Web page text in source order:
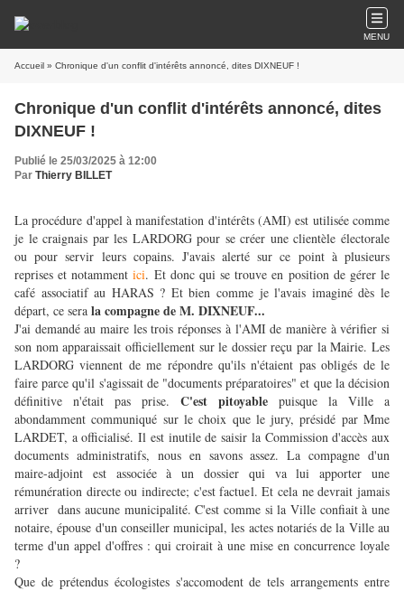
MENU
Accueil » Chronique d'un conflit d'intérêts annoncé, dites DIXNEUF !
Chronique d'un conflit d'intérêts annoncé, dites
DIXNEUF !
Publié le 25/03/2025 à 12:00
Par Thierry BILLET
La procédure d'appel à manifestation d'intérêts (AMI) est utilisée comme
je le craignais par les LARDORG pour se créer une clientèle électorale
ou pour servir leurs copains. J'avais alerté sur ce point à plusieurs
reprises et notamment ici. Et donc qui se trouve en position de gérer le
café associatif au HARAS ? Et bien comme je l'avais imaginé dès le
départ, ce sera la compagne de M. DIXNEUF...
J'ai demandé au maire les trois réponses à l'AMI de manière à vérifier si
son nom apparaissait officiellement sur le dossier reçu par la Mairie. Les
LARDORG viennent de me répondre qu'ils n'étaient pas obligés de le
faire parce qu'il s'agissait de "documents préparatoires" et que la décision
définitive n'était pas prise. C'est pitoyable puisque la Ville a
abondamment communiqué sur le choix que le jury, présidé par Mme
LARDET, a officialisé. Il est inutile de saisir la Commission d'accès aux
documents administratifs, nous en savons assez. La compagne d'un
maire-adjoint est associée à un dossier qui va lui apporter une
rémunération directe ou indirecte; c'est factuel. Et cela ne devrait jamais
arriver dans aucune municipalité. C'est comme si la Ville confiait à une
notaire, épouse d'un conseiller municipal, les actes notariés de la Ville au
terme d'un appel d'offres : qui croirait à une mise en concurrence loyale
?
Que de prétendus écologistes s'accomodent de tels arrangements entre